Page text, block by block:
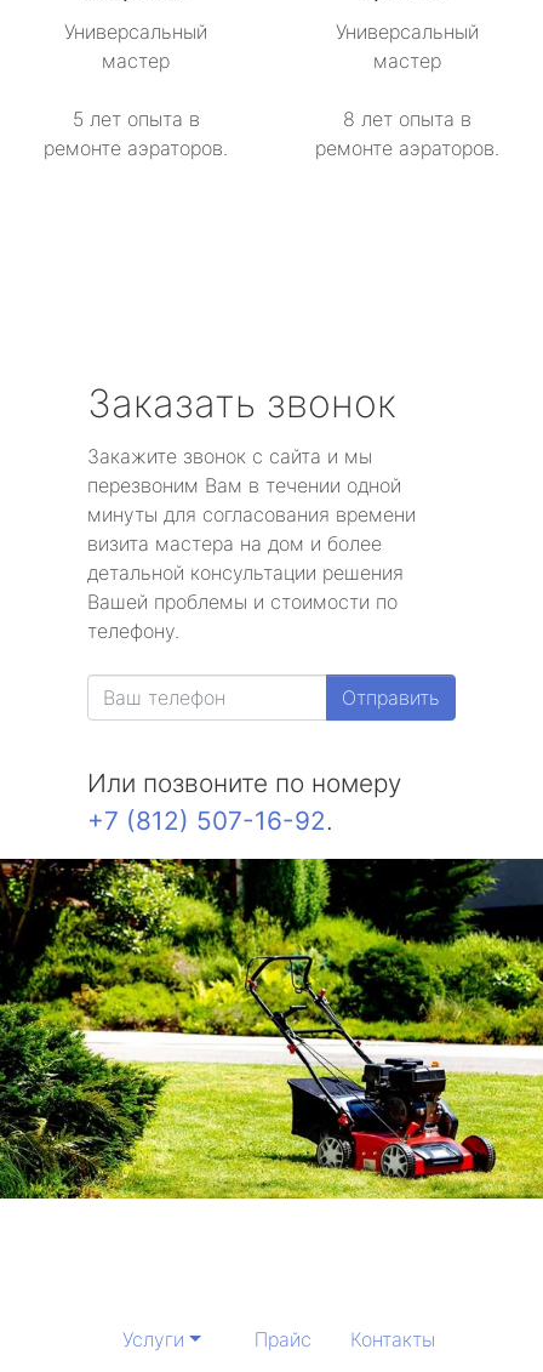
Универсальный
мастер
5 лет опыта в
ремонте аэраторов.
Универсальный
мастер
8 лет опыта в
ремонте аэраторов.
Заказать звонок
Закажите звонок с сайта и мы
перезвоним Вам в течении одной
минуты для согласования времени
визита мастера на дом и более
детальной консультации решения
Вашей проблемы и стоимости по
телефону.
Отправить
Или позвоните по номеру
+7 (812) 507-16-92.
Услуги Прайс Контакты